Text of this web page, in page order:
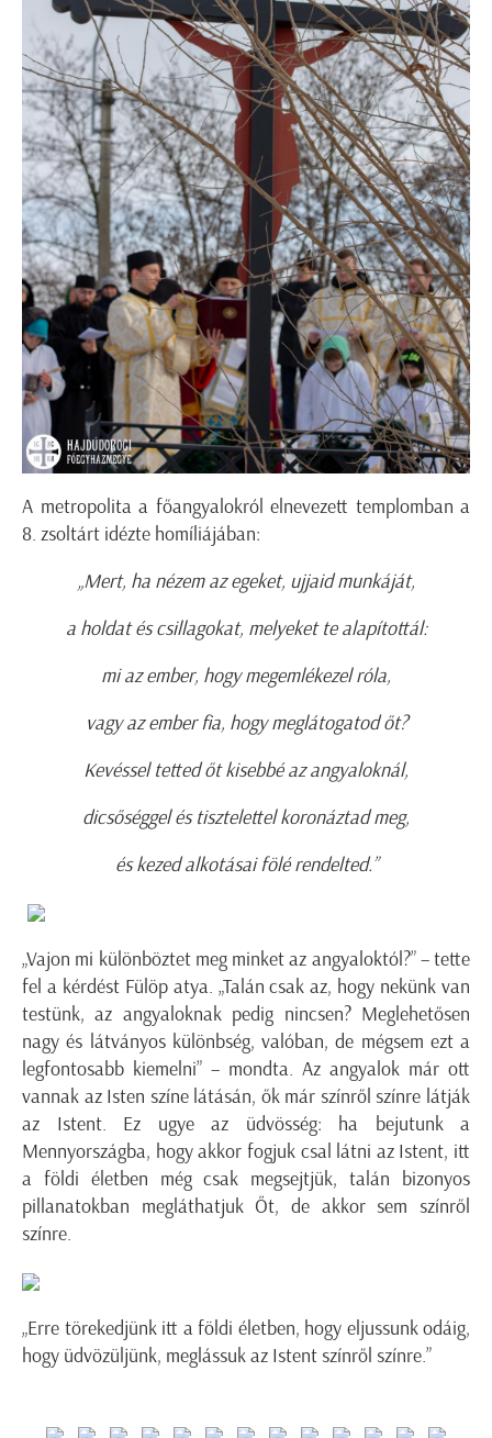
A metropolita a főangyalokról elnevezett templomban a
8. zsoltárt idézte homíliájában:
„Mert, ha nézem az egeket, ujjaid munkáját,
a holdat és csillagokat, melyeket te alapítottál:
mi az ember, hogy megemlékezel róla,
vagy az ember fia, hogy meglátogatod őt?
Kevéssel tetted őt kisebbé az angyaloknál,
dicsőséggel és tisztelettel koronáztad meg,
és kezed alkotásai fölé rendelted.”
„Vajon mi különböztet meg minket az angyaloktól?” – tette
fel a kérdést Fülöp atya. „Talán csak az, hogy nekünk van
testünk, az angyaloknak pedig nincsen? Meglehetősen
nagy és látványos különbség, valóban, de mégsem ezt a
legfontosabb kiemelni” – mondta. Az angyalok már ott
vannak az Isten színe látásán, ők már színről színre látják
az Istent. Ez ugye az üdvösség: ha bejutunk a
Mennyországba, hogy akkor fogjuk csal látni az Istent, itt
a földi életben még csak megsejtjük, talán bizonyos
pillanatokban megláthatjuk Őt, de akkor sem színről
színre.
„Erre törekedjünk itt a földi életben, hogy eljussunk odáig,
hogy üdvözüljünk, meglássuk az Istent színről színre.”